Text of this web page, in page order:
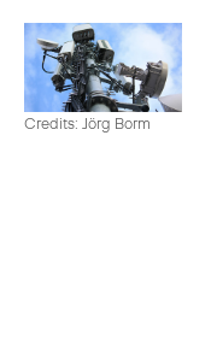
Credits: Jörg Borm